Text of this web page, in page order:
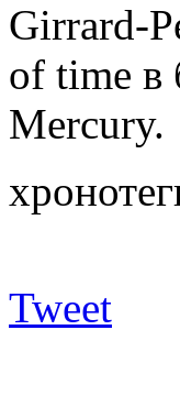
Girrard-
of time в
Mercury.
Tweet